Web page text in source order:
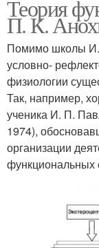
Теория
П. К.
Помимо школы
условно-
физиологии
Так, например,
ученика И. П.
1974),
организации
функциональных